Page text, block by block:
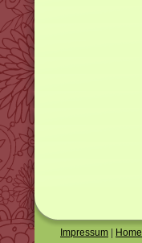
Impressum Home